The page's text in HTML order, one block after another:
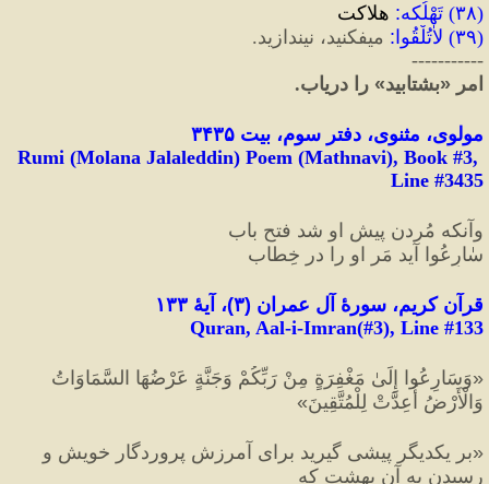
(۳۸) تَهْلُکه: هلاکت
(۳۹) لاٰتُلْقُوا: میفکنید، نیندازید.
-----------
امر «بشتابید» را دریاب.
مولوی، مثنوی، دفتر سوم، بیت ۳۴۳۵
Rumi (Molana Jalaleddin) Poem (Mathnavi), Book #3,
Line #3435
وآنکه مُردن پیشِ او شد فتحِ باب
سٰارِعُوا آید مَر او را در خِطاب
قرآن کریم، سورهٔ آل عمران (۳)، آیهٔ ۱۳۳
Quran, Aal-i-Imran(#3), Line #133
«
وَالْأَرْضُ أُعِدَّتْ لِلْمُتَّقِينَ»
«
رسيدن به آن بهشت كه